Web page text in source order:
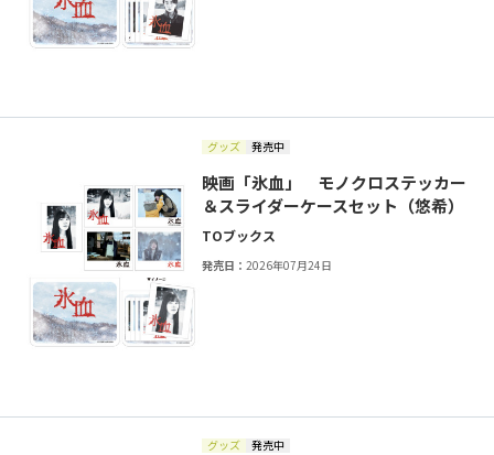
グッズ 発売中
映画「氷血」 モノクロステッカー
＆スライダーケースセット（悠希）
TOブックス
発売日：2026年07月24日
グッズ 発売中